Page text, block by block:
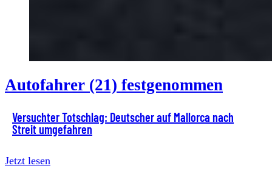
Autofahrer (21) festgenommen
Versuchter Totschlag: Deutscher auf Mallorca nach
Streit umgefahren
Jetzt lesen